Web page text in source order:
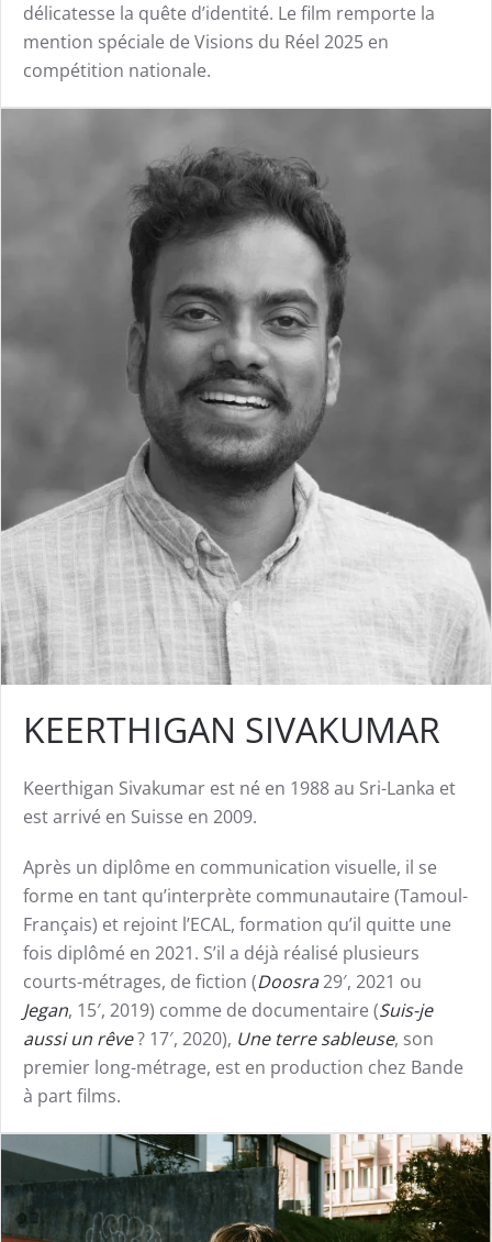
délicatesse la quête d’identité. Le film remporte la
mention spéciale de Visions du Réel 2025 en
compétition nationale.
KEERTHIGAN SIVAKUMAR
Keerthigan Sivakumar est né en 1988 au Sri-Lanka et
est arrivé en Suisse en 2009.
Après un diplôme en communication visuelle, il se
forme en tant qu’interprète communautaire (Tamoul-
Français) et rejoint l’ECAL, formation qu’il quitte une
fois diplômé en 2021. S’il a déjà réalisé plusieurs
courts-métrages, de fiction (Doosra29′, 2021 ou
Jegan, 15′, 2019) comme de documentaire (Suis-je
aussi un rêve? 17′, 2020), Une terre sableuse, son
premier long-métrage, est en production chez Bande
à part films.